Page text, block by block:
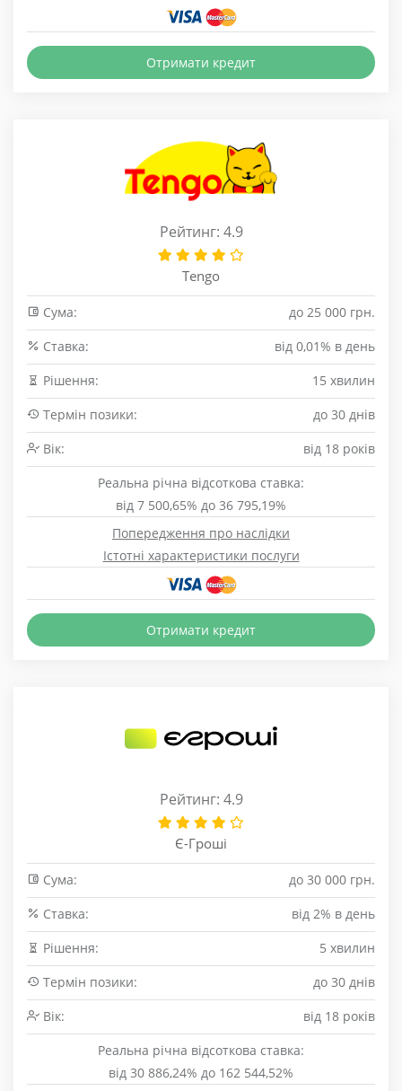
Отримати кредит
Рейтинг: 4.9
Tengo
Сума:
до 25 000 грн.
Cтавка:
від 0,01% в день
Рішення:
15 хвилин
Термін позики:
до 30 днів
Вік:
від 18 років
Реальна річна відсоткова ставка:
від 7 500,65% до 36 795,19%
Попередження про наслідки
Істотні характеристики послуги
Отримати кредит
Рейтинг: 4.9
Є-Гроші
Сума:
до 30 000 грн.
Cтавка:
від 2% в день
Рішення:
5 хвилин
Термін позики:
до 30 днів
Вік:
від 18 років
Реальна річна відсоткова ставка:
від 30 886,24% до 162 544,52%